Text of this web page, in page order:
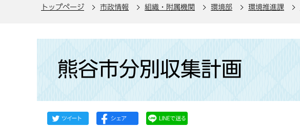
トップページ 市政情報 組織・附属機関 環境部 環境推進課
か
熊谷市分別収集計画